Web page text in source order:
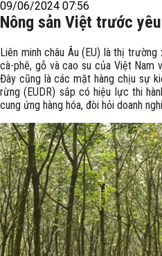
09/06/2024 07:56
Nông sản Việt trước
Liên minh châu Âu (EU) là thị
cà-phê, gỗ và cao su của Việt Nam
Đây cũng là các mặt hàng chịu sự
rừng (EUDR) sắp có hiệu lực thi
cung ứng hàng hóa, đòi hỏi doanh